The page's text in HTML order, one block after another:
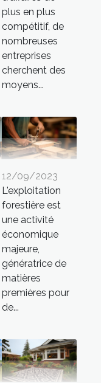
plus en plus
compétitif, de
nombreuses
entreprises
cherchent des
moyens...
12/09/2023
L'exploitation
forestière est
une activité
économique
majeure,
génératrice de
matières
premières pour
de...